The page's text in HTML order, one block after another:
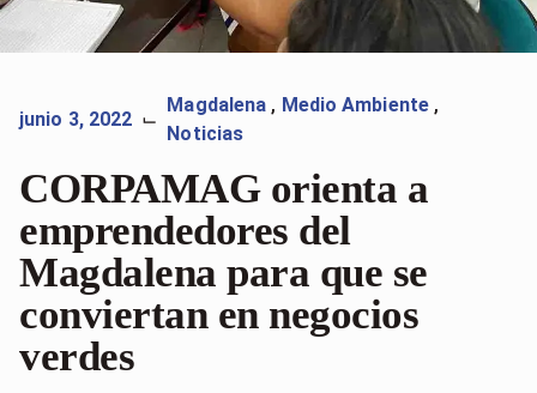
junio 3, 2022 ⌙
Magdalena , Medio Ambiente ,
Noticias
CORPAMAG orienta a
emprendedores del
Magdalena para que se
conviertan en negocios
verdes